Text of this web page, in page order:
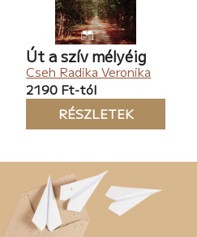
Út a szív mélyéig
Cseh Radika Veronika
2190 Ft-tól
RÉSZLETEK